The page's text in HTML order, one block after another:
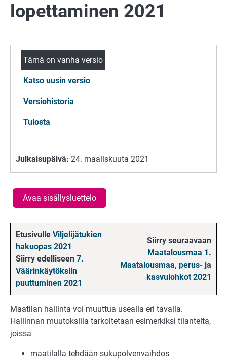
lopettaminen 2021
Tämä on vanha versio
Katso uusin versio
Versiohistoria
Tulosta
Julkaisupäivä: 24. maaliskuuta 2021
Avaa sisällysluettelo
Etusivulle Viljelijätukien
hakuopas 2021
Siirry edelliseen 7.
Väärinkäytöksiin
puuttuminen 2021
Siirry seuraavaan
Maatalousmaa 1.
Maatalousmaa, perus- ja
kasvulohkot 2021
Maatilan hallinta voi muuttua usealla eri tavalla.
Hallinnan muutoksilla tarkoitetaan esimerkiksi tilanteita,
joissa
maatilalla tehdään sukupolvenvaihdos